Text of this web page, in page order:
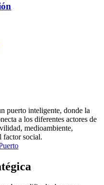
puerto inteligente, donde la
a los diferentes actores de
medioambiente,
factor social.